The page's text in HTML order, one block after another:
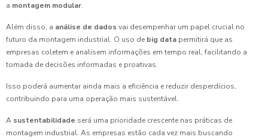
a montagem modular.
Além disso, a análise de dados vai desempenhar um papel crucial no
futuro da montagem industrial. O uso de big data permitirá que as
empresas coletem e analisem informações em tempo real, facilitando a
tomada de decisões informadas e proativas.
Isso poderá aumentar ainda mais a eficiência e reduzir desperdícios,
contribuindo para uma operação mais sustentável.
A sustentabilidade será uma prioridade crescente nas práticas de
montagem industrial. As empresas estão cada vez mais buscando